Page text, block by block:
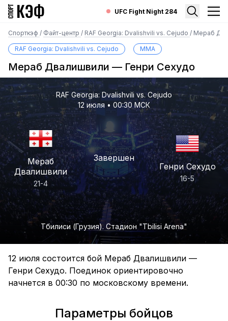
UFC Fight Night 284
Спорткэф / Файт-центр / RAF Georgia: Dvalishvili vs. Cejudo / Мераб
RAF Georgia: Dvalishvili vs. Cejudo MMA
Мераб Двалишвили — Генри Сехудо
RAF Georgia: Dvalishvili vs. Cejudo
12 июля • 00:30 МСК
Мераб
Двалишвили
21-4
Завершен
Генри Сехудо
16-5
Тбилиси (Грузия). Стадион "Tbilisi Arena"
12 июля состоится бой Мераб Двалишвили —
Генри Сехудо. Поединок ориентировочно
начнется в 00:30 по московскому времени.
Параметры бойцов